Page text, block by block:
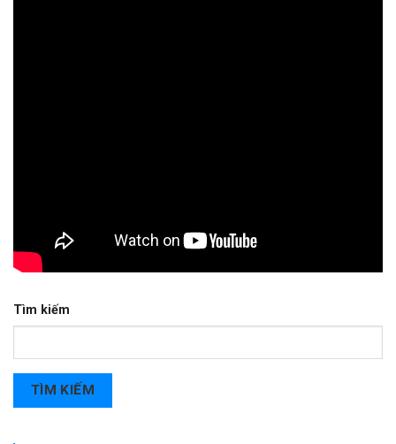
Tìm kiếm
TÌM KIẾM